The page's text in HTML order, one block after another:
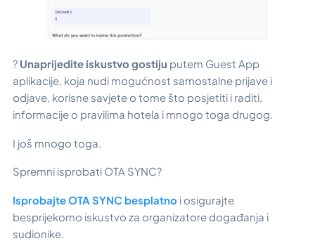
? Unaprijedite iskustvo gostiju putem Guest App
aplikacije, koja nudi mogućnost samostalne prijave i
odjave, korisne savjete o tome što posjetiti i raditi,
informacije o pravilima hotela i mnogo toga drugog.
I još mnogo toga.
Spremni isprobati OTA SYNC?
Isprobajte OTA SYNC besplatno i osigurajte
besprijekorno iskustvo za organizatore događanja i
sudionike.